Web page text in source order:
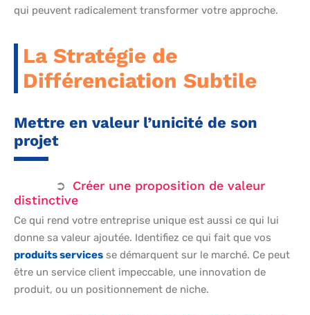
qui peuvent radicalement transformer votre approche.
La Stratégie de
Différenciation Subtile
Mettre en valeur l’unicité de son
projet
Créer une proposition de valeur
distinctive
Ce qui rend votre entreprise unique est aussi ce qui lui
donne sa valeur ajoutée. Identifiez ce qui fait que vos
produits services se démarquent sur le marché. Ce peut
être un service client impeccable, une innovation de
produit, ou un positionnement de niche.